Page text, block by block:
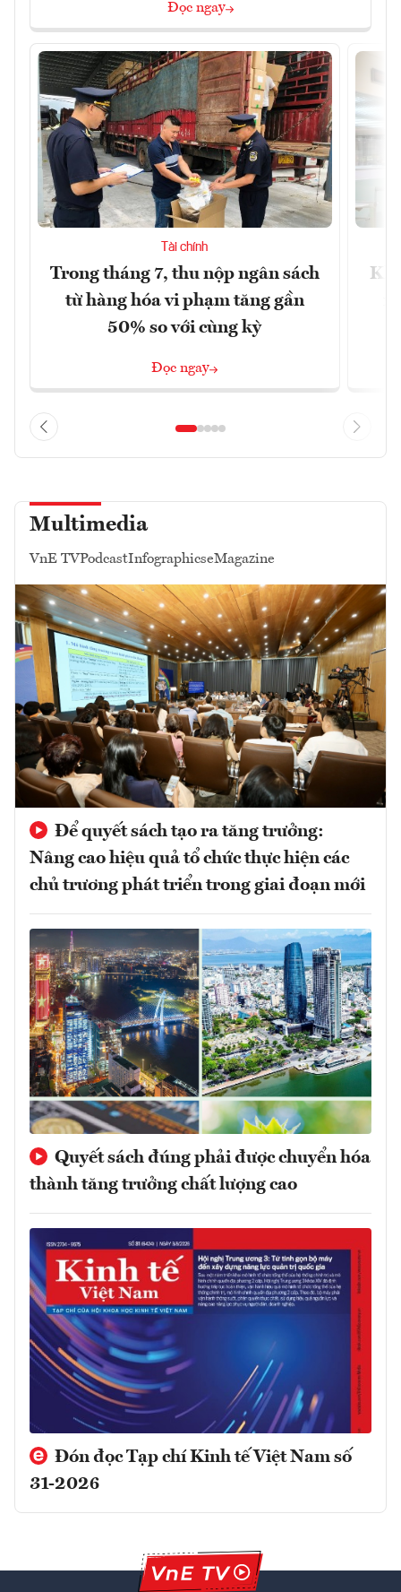
Đọc ngay
Tài chính
Trong tháng 7, thu nộp ngân sách
từ hàng hóa vi phạm tăng gần
50% so với cùng kỳ
Đọc ngay
Multimedia
VnE TVPodcastInfographicseMagazine
Để quyết sách tạo ra tăng trưởng:
Nâng cao hiệu quả tổ chức thực hiện các
chủ trương phát triển trong giai đoạn mới
Quyết sách đúng phải được chuyển hóa
thành tăng trưởng chất lượng cao
Đón đọc Tạp chí Kinh tế Việt Nam số
31-2026